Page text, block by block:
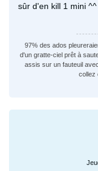
sûr d'en kill 1 mini ^^
97% des ados
d'un gratte-ciel prêt à
assis sur un fauteuil
collez